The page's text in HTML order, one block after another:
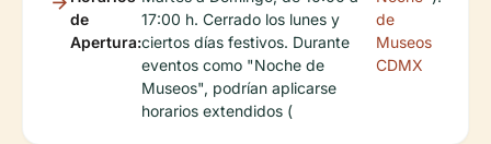
de
Apertura:
17:00 h. Cerrado los lunes y
ciertos días festivos. Durante
eventos como "Noche de
Museos", podrían aplicarse
horarios extendidos (
de
Museos
CDMX